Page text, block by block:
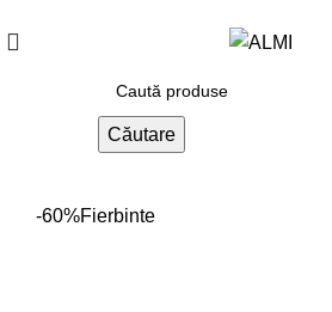
Căutare
-60%Fierbinte